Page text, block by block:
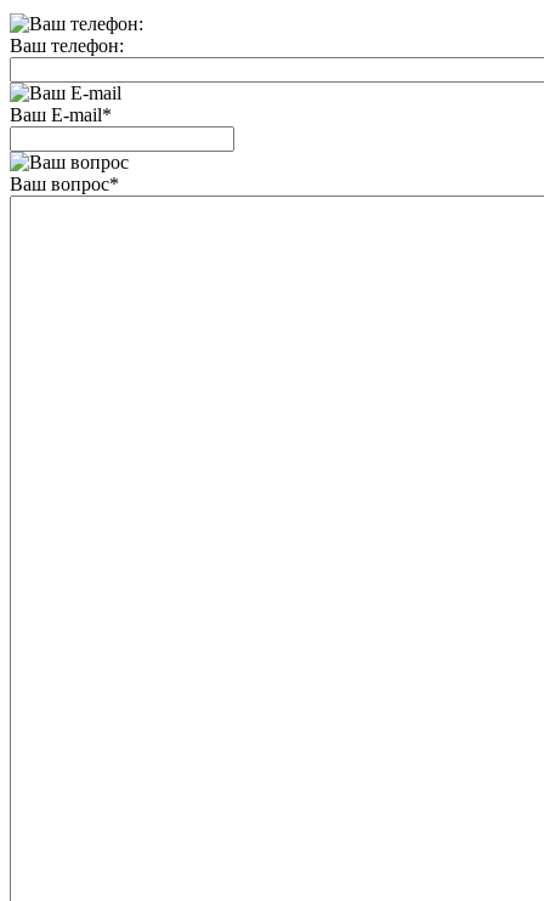
Ваш телефон:
Ваш E-mail*
Ваш вопрос*